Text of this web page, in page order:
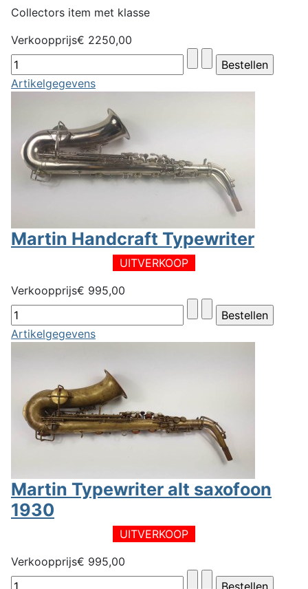
Collectors item met klasse
Verkoopprijs€ 2250,00
Artikelgegevens
Martin Handcraft Typewriter
UITVERKOOP
Verkoopprijs€ 995,00
Artikelgegevens
Martin Typewriter alt saxofoon
1930
UITVERKOOP
Verkoopprijs€ 995,00